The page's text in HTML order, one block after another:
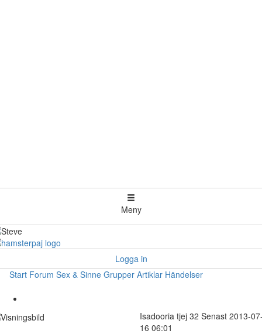
Meny
Logga in
Start Forum Sex & Sinne Grupper Artiklar Händelser
Isadooria tjej 32 Senast 2013-
16 06:01